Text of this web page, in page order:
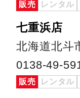
販売 レンタル
七重浜店
北海道北斗
0138-49-
販売 レンタル